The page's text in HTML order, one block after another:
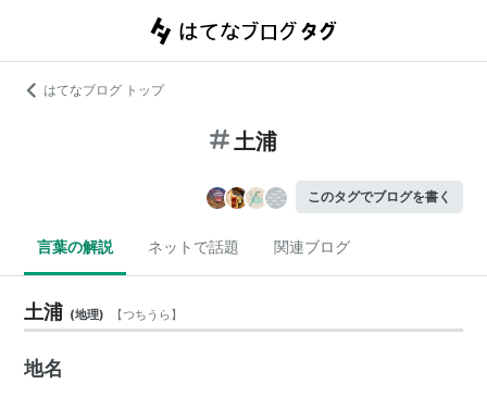
はてなブログ トップ
土浦
このタグでブログを書く
言葉の解説 ネットで話題 関連ブログ
土浦 (地理) 【つちうら】
地名